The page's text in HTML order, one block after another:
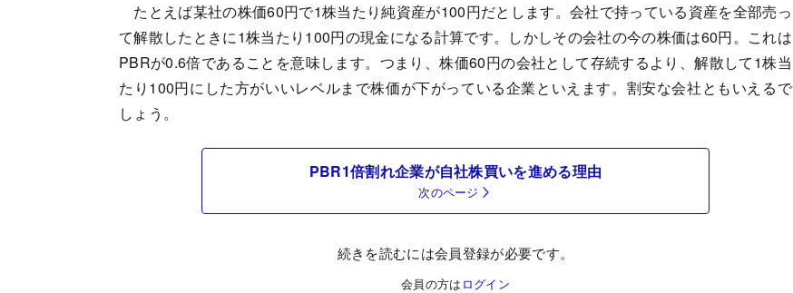
たとえば某社の株価60円で1株当たり純資産が100円だとします。会社で持っている資産を全部売っ
て解散したときに1株当たり100円の現金になる計算です。しかしその会社の今の株価は60円。これは
PBRが0.6倍であることを意味します。つまり、株価60円の会社として存続するより、解散して1株当
たり100円にした方がいいレベルまで株価が下がっている企業といえます。割安な会社ともいえるで
しょう。
PBR1倍割れ企業が自社株買いを進める理由
次のページ
続きを読むには会員登録が必要です。
会員の方は ログイン